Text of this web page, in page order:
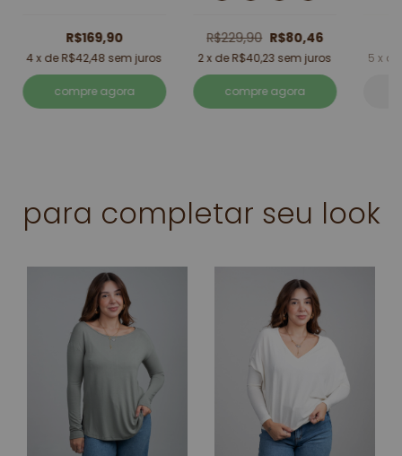
R$169,90
4 x deR$42,48 sem juros
compre agora
R$229,90 R$80,46
2 x deR$40,23 sem juros
compre agora
5 x
para completar seu look